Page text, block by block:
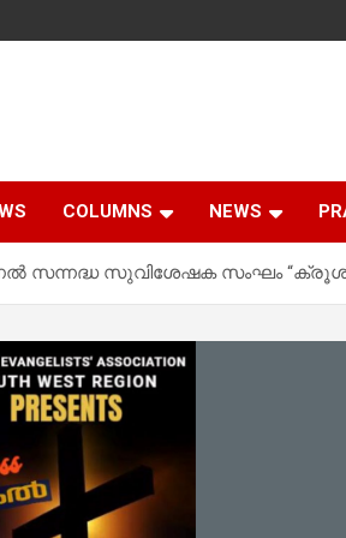
COLUMNS NEWS
സന്നദ്ധ സുവിശേഷക സംഘം